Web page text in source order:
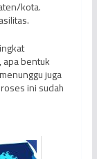
kota.
bentuk
juga
ini sudah